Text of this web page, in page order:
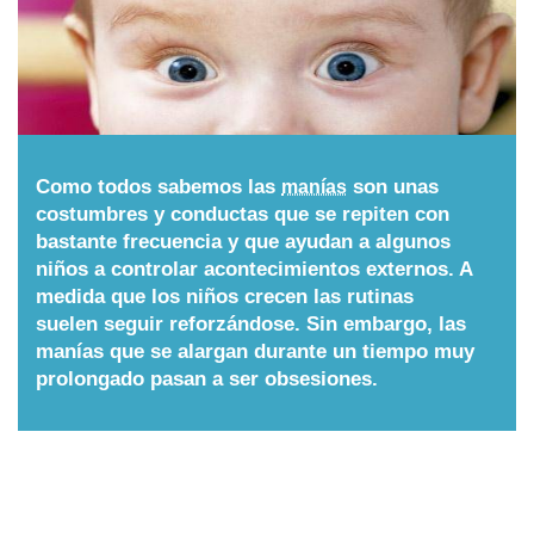
Niños
Padres
Nombres
Cuentos
Como todos sabemos las manías son unas
costumbres y conductas que se repiten con
bastante frecuencia y que ayudan a algunos
niños a controlar acontecimientos externos. A
medida que los niños crecen las rutinas
suelen seguir reforzándose. Sin embargo, las
manías que se alargan durante un tiempo muy
prolongado pasan a ser obsesiones.